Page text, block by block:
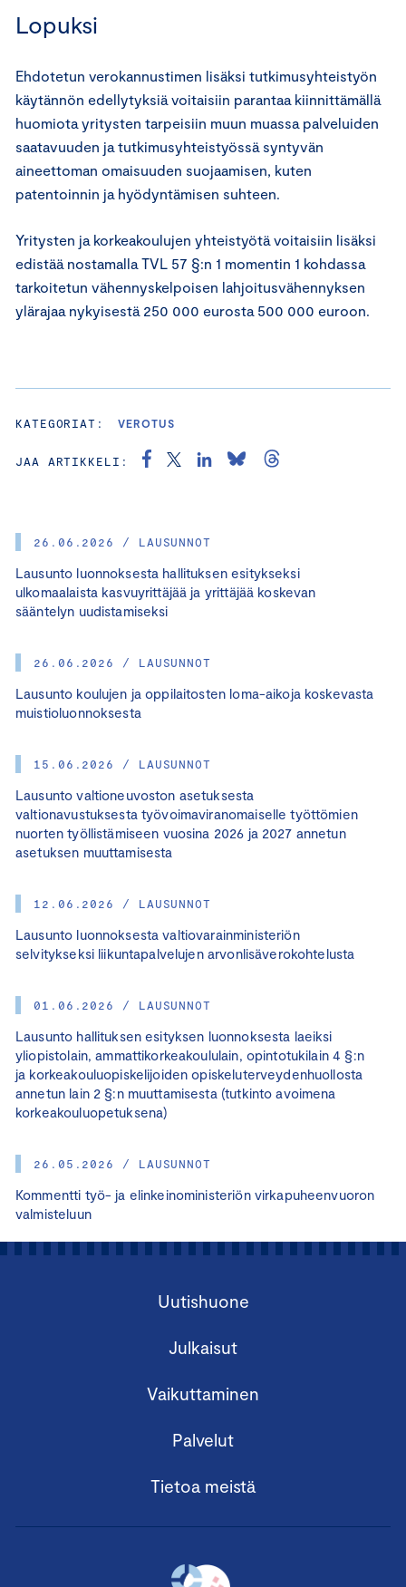
26.06.2026 / LAUSUNNOT
Lausunto luonnoksesta hallituksen esitykseksi
ulkomaalaista kasvuyrittäjää ja yrittäjää koskevan
sääntelyn uudistamiseksi
26.06.2026 / LAUSUNNOT
Lausunto koulujen ja oppilaitosten loma-aikoja koskevasta
muistioluonnoksesta
15.06.2026 / LAUSUNNOT
Lausunto valtioneuvoston asetuksesta
valtionavustuksesta työvoimaviranomaiselle työttömien
nuorten työllistämiseen vuosina 2026 ja 2027 annetun
asetuksen muuttamisesta
12.06.2026 / LAUSUNNOT
Lausunto luonnoksesta valtiovarainministeriön
selvitykseksi liikuntapalvelujen arvonlisäverokohtelusta
01.06.2026 / LAUSUNNOT
Lausunto hallituksen esityksen luonnoksesta laeiksi
yliopistolain, ammattikorkeakoululain, opintotukilain 4 §:n
ja korkeakouluopiskelijoiden opiskeluterveydenhuollosta
annetun lain 2 §:n muuttamisesta (tutkinto avoimena
korkeakouluopetuksena)
26.05.2026 / LAUSUNNOT
Kommentti työ- ja elinkeinoministeriön virkapuheenvuoron
valmisteluun
Lopuksi
Ehdotetun verokannustimen lisäksi tutkimusyhteistyön
käytännön edellytyksiä voitaisiin parantaa kiinnittämällä
huomiota yritysten tarpeisiin muun muassa palveluiden
saatavuuden ja tutkimusyhteistyössä syntyvän
aineettoman omaisuuden suojaamisen, kuten
patentoinnin ja hyödyntämisen suhteen.
Yritysten ja korkeakoulujen yhteistyötä voitaisiin lisäksi
edistää nostamalla TVL 57 §:n 1 momentin 1 kohdassa
tarkoitetun vähennyskelpoisen lahjoitusvähennyksen
ylärajaa nykyisestä 250 000 eurosta 500 000 euroon.
KATEGORIAT: VEROTUS
JAA ARTIKKELI:
Uutishuone
Julkaisut
Vaikuttaminen
Palvelut
Tietoa meistä